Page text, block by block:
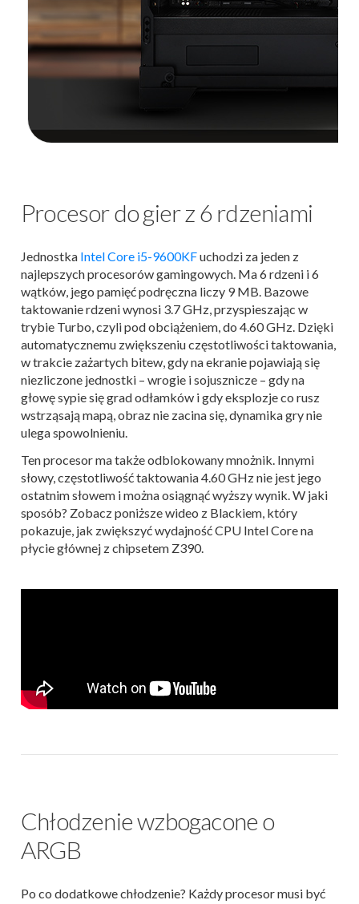
Procesor do gier z 6 rdzeniami
Jednostka Intel Core i5-9600KFuchodzi za jeden z
najlepszych procesorów gamingowych. Ma 6 rdzeni i 6
wątków, jego pamięć podręczna liczy 9 MB. Bazowe
taktowanie rdzeni wynosi 3.7 GHz, przyspieszając w
trybie Turbo, czyli pod obciążeniem, do 4.60 GHz. Dzięki
automatycznemu zwiększeniu częstotliwości taktowania,
w trakcie zażartych bitew, gdy na ekranie pojawiają się
niezliczone jednostki – wrogie i sojusznicze – gdy na
głowę sypie się grad odłamków i gdy eksplozje co rusz
wstrząsają mapą, obraz nie zacina się, dynamika gry nie
ulega spowolnieniu.
Ten procesor ma także odblokowany mnożnik. Innymi
słowy, częstotliwość taktowania 4.60 GHz nie jest jego
ostatnim słowem i można osiągnąć wyższy wynik. W jaki
sposób? Zobacz poniższe wideo z Blackiem, który
pokazuje, jak zwiększyć wydajność CPU Intel Core na
płycie głównej z chipsetem Z390.
Chłodzenie wzbogacone o
ARGB
Po co dodatkowe chłodzenie? Każdy procesor musi być